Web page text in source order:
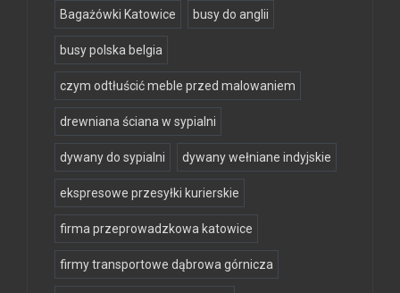
Bagażówki Katowice busy do anglii
busy polska belgia
czym odtłuścić meble przed malowaniem
drewniana ściana w sypialni
dywany do sypialni dywany wełniane indyjskie
ekspresowe przesyłki kurierskie
firma przeprowadzkowa katowice
firmy transportowe dąbrowa górnicza